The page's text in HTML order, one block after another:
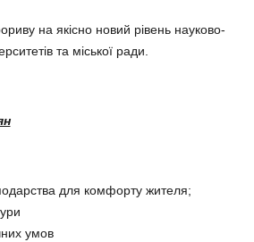
на якісно новий рівень науково-
та міської ради.
для комфорту жителя;
умов